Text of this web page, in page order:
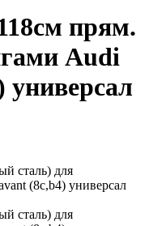
прям.
Audi
универсал